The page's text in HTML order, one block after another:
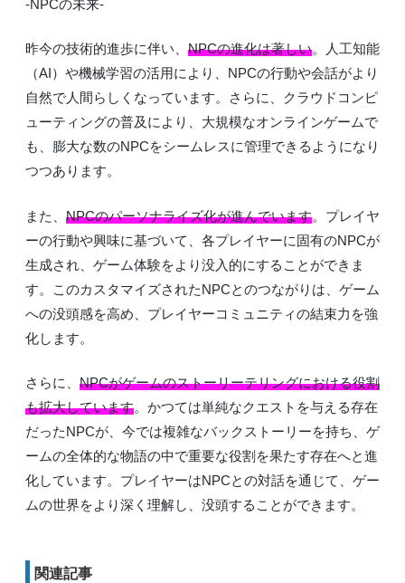
-NPCの未来-
昨今の技術的進歩に伴い、 NPCの進化は著しい。人工知能
（AI）や機械学習の活用により、NPCの行動や会話がより
自然で人間らしくなっています。さらに、クラウドコンピ
ューティングの普及により、大規模なオンラインゲームで
も、膨大な数のNPCをシームレスに管理できるようになり
つつあります。
また、 NPCのパーソナライズ化が進んでいます。プレイヤ
ーの行動や興味に基づいて、各プレイヤーに固有のNPCが
生成され、ゲーム体験をより没入的にすることができま
す。このカスタマイズされたNPCとのつながりは、ゲーム
への没頭感を高め、プレイヤーコミュニティの結束力を強
化します。
さらに、 NPCがゲームのストーリーテリングにおける役割
も拡大しています。かつては単純なクエストを与える存在
だったNPCが、今では複雑なバックストーリーを持ち、ゲ
ームの全体的な物語の中で重要な役割を果たす存在へと進
化しています。プレイヤーはNPCとの対話を通じて、ゲー
ムの世界をより深く理解し、没頭することができます。
関連記事